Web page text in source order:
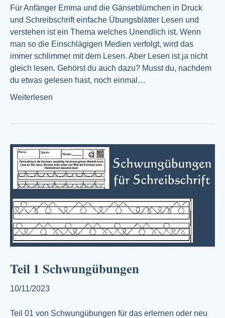
Für Anfänger Emma und die Gänseblümchen in Druck
und Schreibschrift einfache Übungsblätter Lesen und
verstehen ist ein Thema welches Unendlich ist. Wenn
man so die Einschlägigen Medien verfolgt, wird das
immer schlimmer mit dem Lesen. Aber Lesen ist ja nicht
gleich lesen. Gehörst du auch dazu? Musst du, nachdem
du etwas gelesen hast, noch einmal…
Weiterlesen
Teil 1 Schwungübungen
10/11/2023
Teil 01 von Schwungübungen für das erlernen oder neu